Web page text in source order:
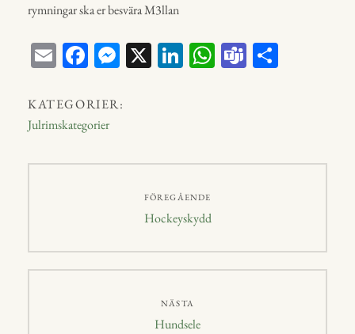
rymningar ska er besvära M3llan
E
ail
Fa
bo
ok
M
en
r
X Li W
p
Te
KATEGORIER:
Julrimskategorier
FÖREGÅENDE
Föregående
Hockeyskydd
NÄSTA
Nästa
Hundsele